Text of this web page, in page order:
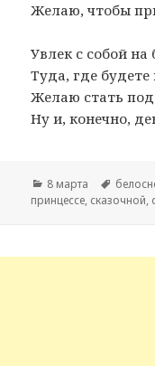
Желаю, чтобы
Увлек с собой
Туда, где
Желаю стать
Ну и, конечно,
Рубрики
8 марта Метки
принцессе, сказочной,